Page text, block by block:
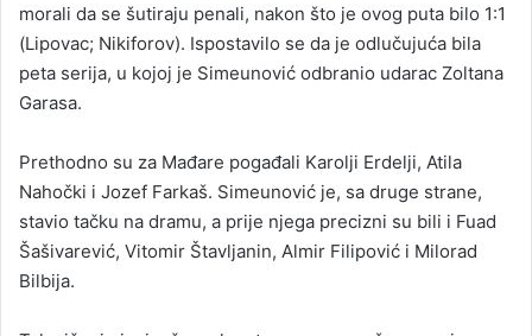
morali da se šutiraju penali, nakon što je ovog puta bilo 1:1
(Lipovac; Nikiforov). Ispostavilo se da je odlučujuća bila
peta serija, u kojoj je Simeunović odbranio udarac Zoltana
Garasa.
Prethodno su za Mađare pogađali Karolji Erdelji, Atila
Nahočki i Jozef Farkaš. Simeunović je, sa druge strane,
stavio tačku na dramu, a prije njega precizni su bili i Fuad
Šašivarević, Vitomir Štavljanin, Almir Filipović i Milorad
Bilbija.